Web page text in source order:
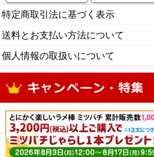
特定商取引法に基づく表示
送料とお支払い方法について
個人情報の取扱いについて